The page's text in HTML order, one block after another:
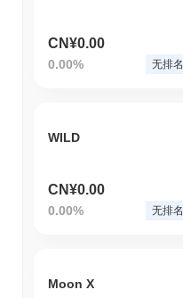
CN¥0.00
0.00% 无排名
WILD
CN¥0.00
0.00% 无排名
Moon X